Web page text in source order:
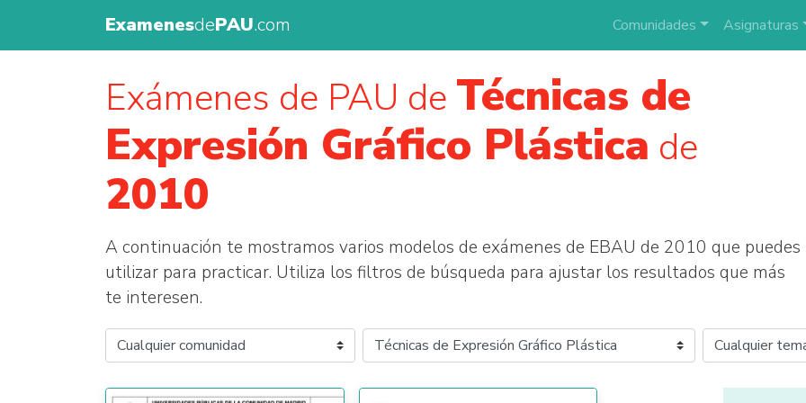
ExamenesdePAU.com Comunidades Asignaturas
Exámenes de PAU de Técnicas de
Expresión Gráfico Plástica de
2010
A continuación te mostramos varios modelos de exámenes de EBAU de 2010 que puedes
utilizar para practicar. Utiliza los filtros de búsqueda para ajustar los resultados que más
te interesen.